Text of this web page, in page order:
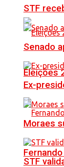
Eleições
STF
Senado
Ex-
Moraes
STF